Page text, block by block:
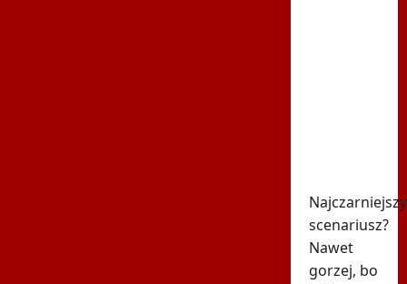
Najczarniejszy
scenariusz?
Nawet
gorzej, bo